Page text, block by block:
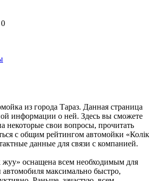
0
из города Тараз. Данная страница
информации о ней. Здесь вы сможете
некоторые свои вопросы, прочитать
с общим рейтингом автомойки «Колiк
данные для связи с компанией.
оснащена всем необходимым для
максимально быстро,